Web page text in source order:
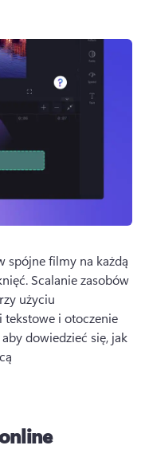
spójne filmy na każdą
Scalanie zasobów
użyciu
tekstowe i otoczenie
dowiedzieć się, jak